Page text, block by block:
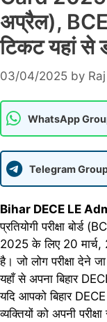
अप्रैल),
टिकट यहां से
03/04/2025 by
WhatsApp
Telegram
Bihar DECE LE
प्रतियोगी परीक्षा बोर्ड
2025 के लिए 20
है। जो लोग परीक्षा देने
यहाँ से अपना बिहार
यदि आपको बिहार
व्यक्तियों को अपनी